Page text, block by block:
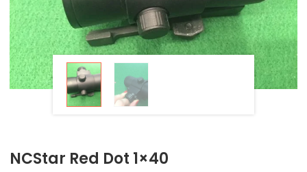
NCStar Red Dot 1×40